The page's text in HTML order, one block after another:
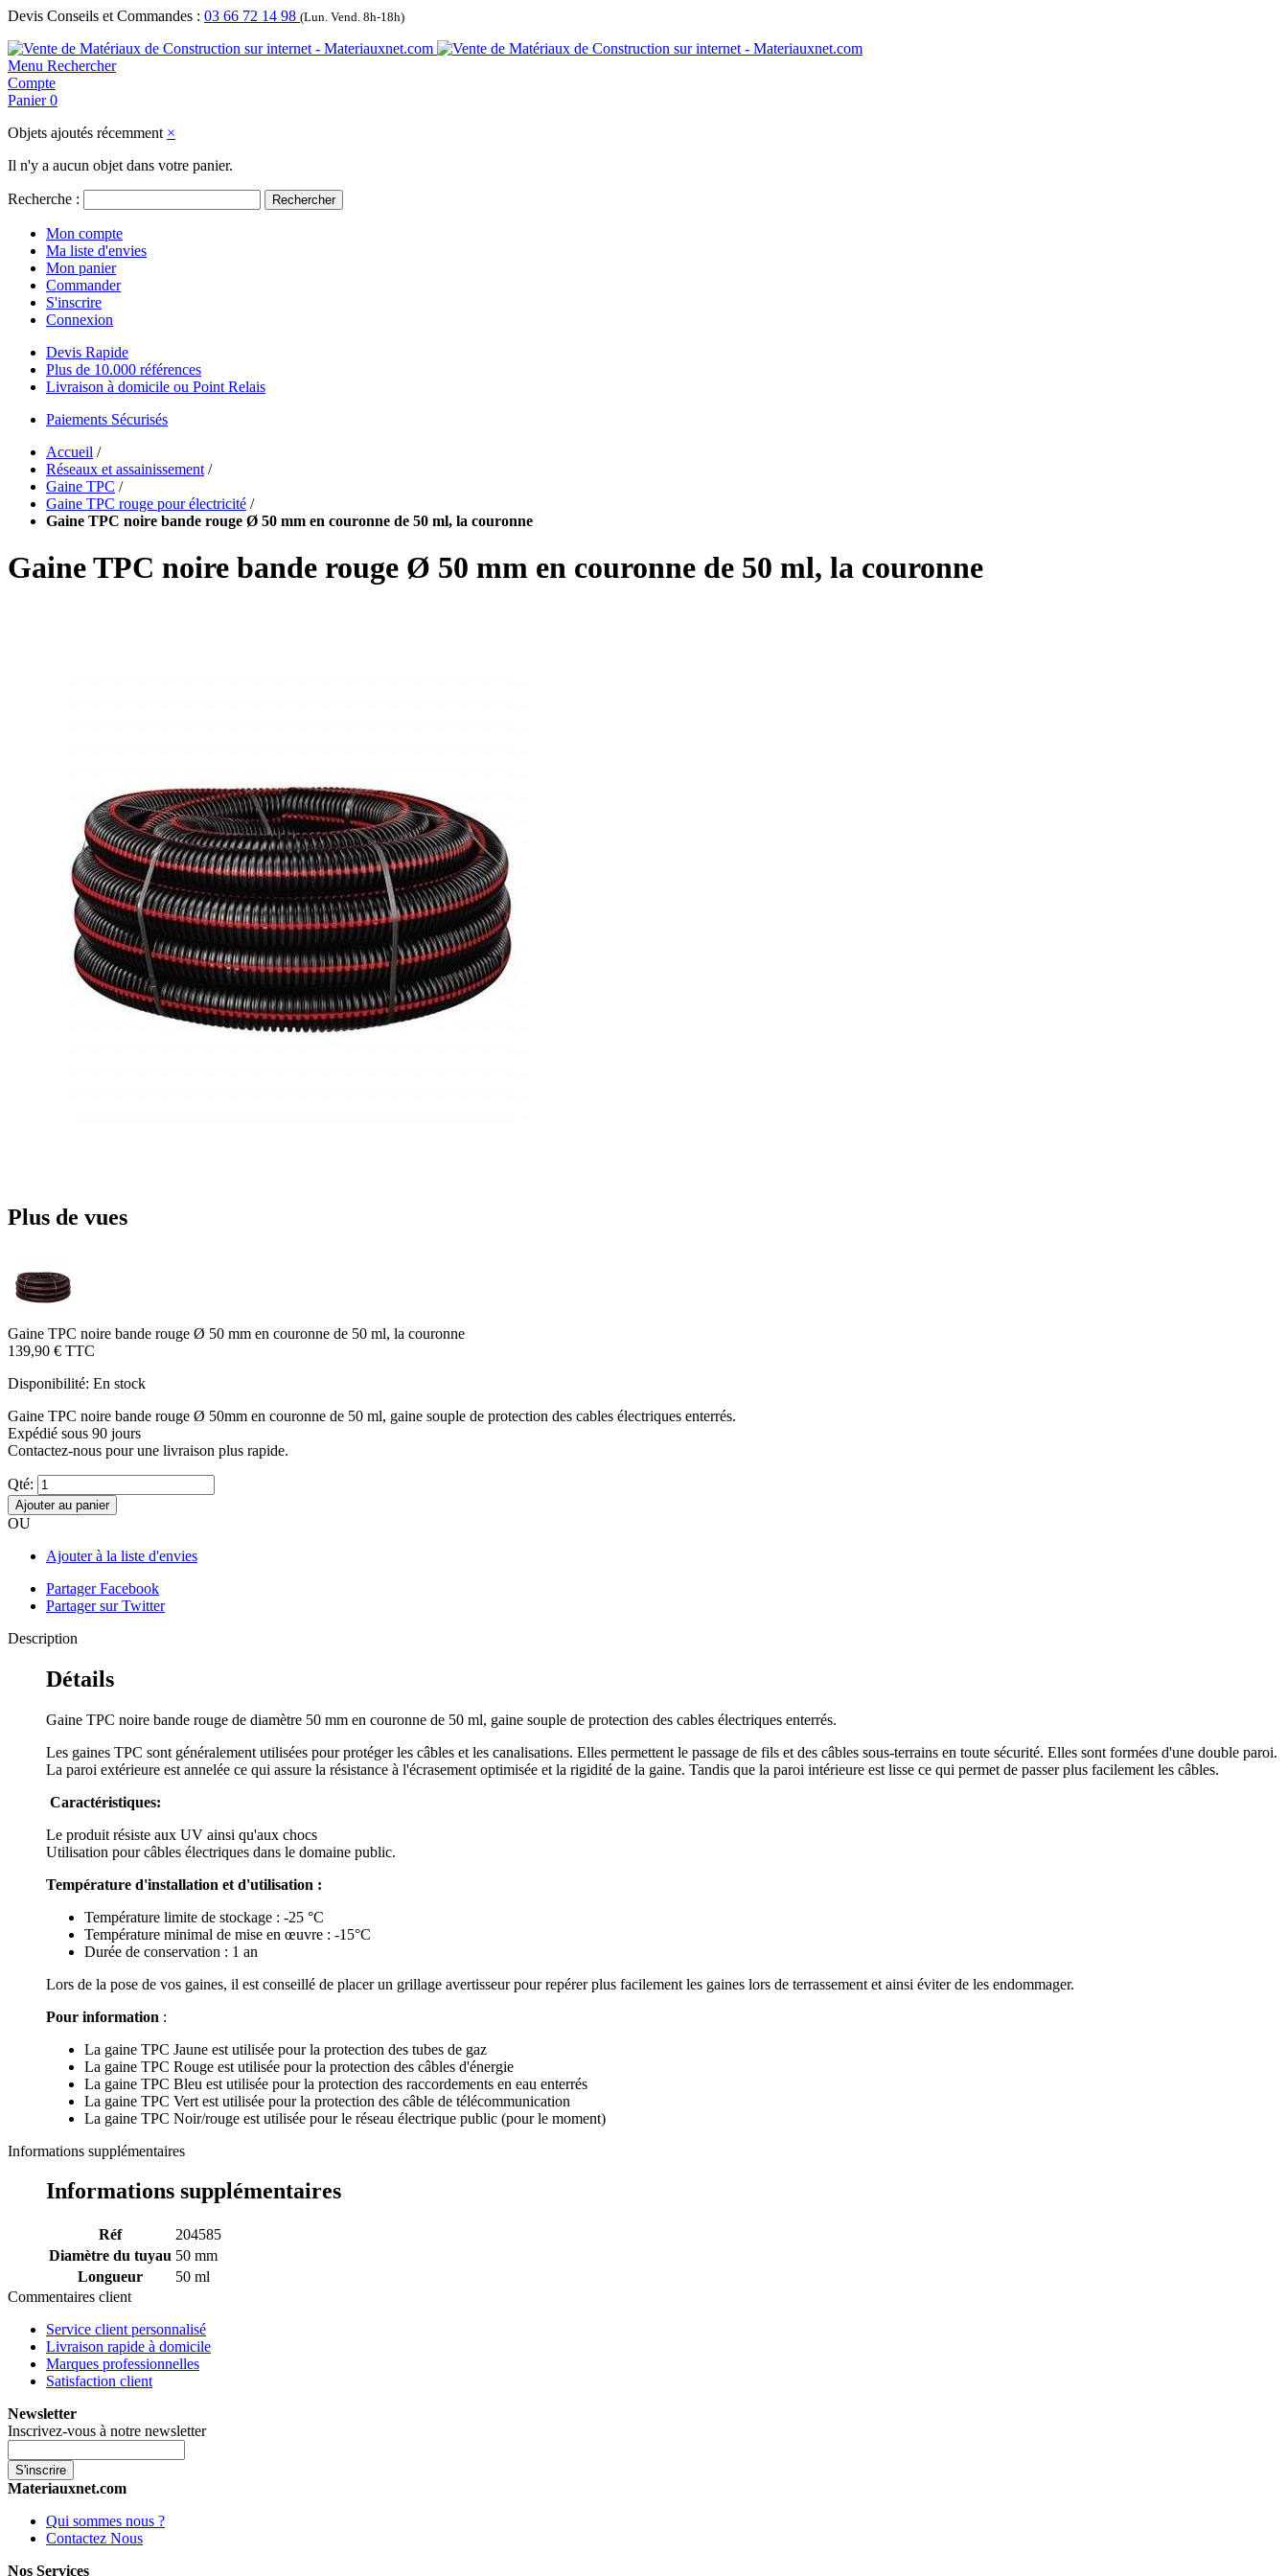
Devis Conseils et Commandes : 03 66 72 14 98 (Lun. Vend. 8h-18h)
Menu Rechercher
Compte
Panier 0
Objets ajoutés récemment ×
Il n'y a aucun objet dans votre panier.
Recherche : Rechercher
Mon compte
Ma liste d'envies
Mon panier
Commander
S'inscrire
Connexion
Devis Rapide
Plus de 10.000 références
Livraison à domicile ou Point Relais
Paiements Sécurisés
Accueil /
Réseaux et assainissement /
Gaine TPC /
Gaine TPC rouge pour électricité /
Gaine TPC noire bande rouge Ø 50 mm en couronne de 50 ml, la couronne
Gaine TPC noire bande rouge Ø 50 mm en couronne de 50 ml, la couronne
Plus de vues
Gaine TPC noire bande rouge Ø 50 mm en couronne de 50 ml, la couronne
139,90 € TTC
Disponibilité: En stock
Gaine TPC noire bande rouge Ø 50mm en couronne de 50 ml, gaine souple de protection des cables électriques enterrés.
Expédié sous 90 jours
Contactez-nous pour une livraison plus rapide.
Qté:
Ajouter au panier
OU
Ajouter à la liste d'envies
Partager Facebook
Partager sur Twitter
Description
Détails
Gaine TPC noire bande rouge de diamètre 50 mm en couronne de 50 ml, gaine souple de protection des cables électriques enterrés.
Les gaines TPC sont généralement utilisées pour protéger les câbles et les canalisations. Elles permettent le passage de fils et des câbles sous-terrains en toute sécurité. Elles sont formées d'une double paroi.
La paroi extérieure est annelée ce qui assure la résistance à l'écrasement optimisée et la rigidité de la gaine. Tandis que la paroi intérieure est lisse ce qui permet de passer plus facilement les câbles.
Caractéristiques:
Le produit résiste aux UV ainsi qu'aux chocs
Utilisation pour câbles électriques dans le domaine public.
Température d'installation et d'utilisation :
Température limite de stockage : -25 °C
Température minimal de mise en œuvre : -15°C
Durée de conservation : 1 an
Lors de la pose de vos gaines, il est conseillé de placer un grillage avertisseur pour repérer plus facilement les gaines lors de terrassement et ainsi éviter de les endommager.
Pour information :
La gaine TPC Jaune est utilisée pour la protection des tubes de gaz
La gaine TPC Rouge est utilisée pour la protection des câbles d'énergie
La gaine TPC Bleu est utilisée pour la protection des raccordements en eau enterrés
La gaine TPC Vert est utilisée pour la protection des câble de télécommunication
La gaine TPC Noir/rouge est utilisée pour le réseau électrique public (pour le moment)
Informations supplémentaires
Informations supplémentaires
Réf
204585
Diamètre du tuyau 50 mm
Longueur
50 ml
Commentaires client
Service client personnalisé
Livraison rapide à domicile
Marques professionnelles
Satisfaction client
Newsletter
Inscrivez-vous à notre newsletter
S'inscrire
Materiauxnet.com
Qui sommes nous ?
Contactez Nous
Nos Services